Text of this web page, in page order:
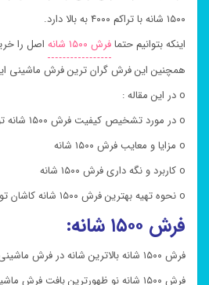
۱۵۰۰ شانه با تراکم ۴۰۰۰ به بالا دارد.
اینکه بتوانیم حتمافرش ۱۵۰۰ شانه
اصل را
همچنین این فرش گران ترین فرش ماشینی
o در این مقاله :
o در مورد تشخیص کیفیت فرش ۱۵۰۰ شانه توضیح می دهیم.
o مزایا و معایب فرش ۱۵۰۰ شانه
o کاربرد و نگه داری فرش ۱۵۰۰ شانه
o نحوه تهیه بهترین فرش ۱۵۰۰ شانه کاشان توضیح می دهیم.
فرش ۱۵۰۰ شانه:
فرش ۱۵۰۰ شانه بالاترین شانه در فرش ماشینی می باشد .
فرش ۱۵۰۰ شانه نو ظهورترین بافت فرش ماشینی محسوب می شود.